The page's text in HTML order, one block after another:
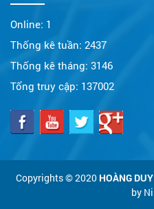
Online: 1
Thống kê tuần: 2437
Thống kê tháng: 3146
Tổng truy cập: 137002
Copyrights © 2020 HOÀNG
by